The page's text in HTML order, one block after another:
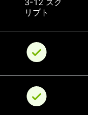
3-12 スク
リプト